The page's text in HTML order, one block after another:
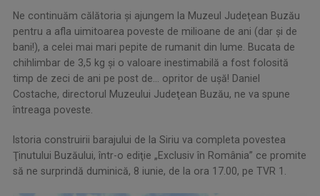
Ne continuăm călătoria şi ajungem la Muzeul Judeţean Buzău
pentru a afla uimitoarea poveste de milioane de ani (dar şi de
bani!), a celei mai mari pepite de rumanit din lume. Bucata de
chihlimbar de 3,5 kg şi o valoare inestimabilă a fost folosită
timp de zeci de ani pe post de... opritor de uşă! Daniel
Costache, directorul Muzeului Judeţean Buzău, ne va spune
întreaga poveste.
Istoria construirii barajului de la Siriu va completa povestea
Ţinutului Buzăului, într-o ediţie „Exclusiv în România” ce promite
să ne surprindă duminică, 8 iunie, de la ora 17.00, pe TVR 1.